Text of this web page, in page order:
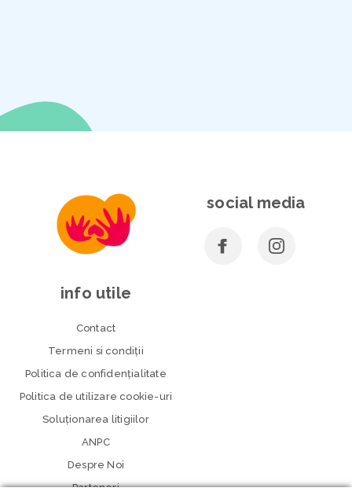
social media
info utile
Contact
Termeni si condiţii
Politica de confidenţialitate
Politica de utilizare cookie-uri
Soluționarea litigiilor
ANPC
Despre Noi
Parteneri